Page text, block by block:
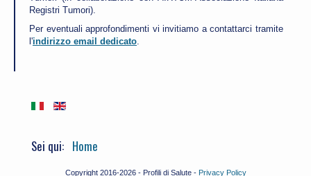
Registri Tumori).
Per eventuali approfondimenti vi invitiamo a contattarci tramite
l'indirizzo email dedicato.
Sei qui: Home
Copyright 2016-2026 - Profili di Salute - Privacy Policy